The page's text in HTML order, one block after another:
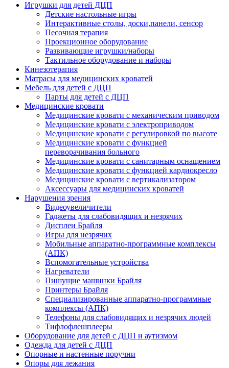
Игрушки для детей ДЦП
Детские настольные игры
Интерактивные столы, доски,панели, сенсор
Песочная терапия
Проекционное оборудование
Развивающие игрушки/наборы
Тактильное оборудование и наборы
Кинезотерапия
Матрасы для медицинских кроватей
Мебель для детей с ДЦП
Парты для детей с ДЦП
Медицинские кровати
Медицинские кровати с механическим приводом
Медицинские кровати с электроприводом
Медицинские кровати с регулировкой по высоте
Медицинские кровати с функцией
переворачивания больного
Медицинские кровати с санитарным оснащением
Медицинские кровати с функцией кардиокресло
Медицинские кровати с вертикализатором
Аксессуары для медицинских кроватей
Нарушения зрения
Видеоувеличители
Гаджеты для слабовидящих и незрячих
Дисплеи Брайля
Игры для незрячих
Мобильные аппаратно-программные комплексы
(АПК)
Вспомогательные устройства
Нагреватели
Пишущие машинки Брайля
Принтеры Брайля
Специализированные аппаратно-программные
комплексы (АПК)
Телефоны для слабовидящих и незрячих людей
Тифлофлешплееры
Оборудование для детей с ДЦП и аутизмом
Одежда для детей с ДЦП
Опорные и настенные поручни
Опоры для лежания